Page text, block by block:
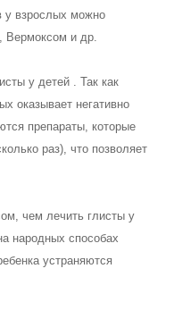
у взрослых можно
Вермоксом и др.
у детей . Так как
оказывает негативно
препараты, которые
раз), что позволяет
чем лечить глисты у
народных способах
устраняются